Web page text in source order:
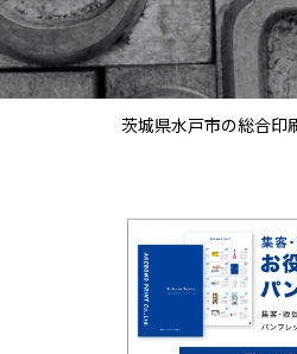
茨城県水戸市の総合印